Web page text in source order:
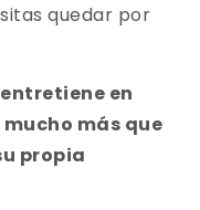
quedar por
en
más que
propia